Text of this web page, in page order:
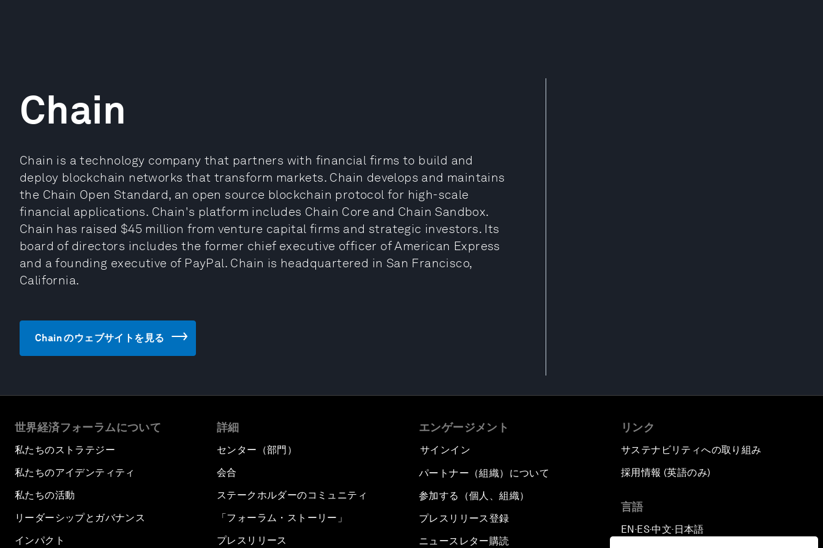
Chain
Chain is a technology company that partners with financial firms to build and
deploy blockchain networks that transform markets. Chain develops and maintains
the Chain Open Standard, an open source blockchain protocol for high-scale
financial applications. Chain's platform includes Chain Core and Chain Sandbox.
Chain has raised $45 million from venture capital firms and strategic investors. Its
board of directors includes the former chief executive officer of American Express
and a founding executive of PayPal. Chain is headquartered in San Francisco,
California.
Chain のウェブサイトを見る
世界経済フォーラムについて
私たちのストラテジー
私たちのアイデンティティ
私たちの活動
リーダーシップとガバナンス
インパクト
詳細
センター（部門）
会合
ステークホルダーのコミュニティ
「フォーラム・ストーリー」
プレスリリース
エンゲージメント
サインイン
パートナー（組織）について
参加する（個人、組織）
プレスリリース登録
ニュースレター購読
リンク
サステナビリティへの取り組み
採用情報 (英語のみ)
言語
EN ▪ES▪中文▪ 日本語